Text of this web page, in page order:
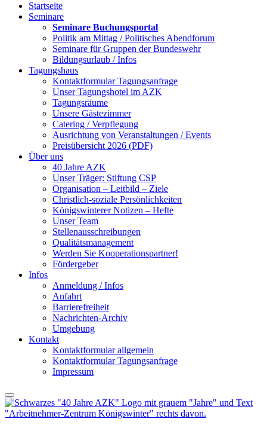
Startseite
Seminare
Seminare Buchungsportal
Politik am Mittag / Politisches Abendforum
Seminare für Gruppen der Bundeswehr
Bildungsurlaub / Infos
Tagungshaus
Kontaktformular Tagungsanfrage
Unser Tagungshotel im AZK
Tagungsräume
Unsere Gästezimmer
Catering / Verpflegung
Ausrichtung von Veranstaltungen / Events
Preisübersicht 2026 (PDF)
Über uns
40 Jahre AZK
Unser Träger: Stiftung CSP
Organisation – Leitbild – Ziele
Christlich-soziale Persönlichkeiten
Königswinterer Notizen – Hefte
Unser Team
Stellenausschreibungen
Qualitätsmanagement
Werden Sie Kooperationspartner!
Fördergeber
Infos
Anmeldung / Infos
Anfahrt
Barrierefreiheit
Nachrichten-Archiv
Umgebung
Kontakt
Kontaktformular allgemein
Kontaktformular Tagungsanfrage
Impressum